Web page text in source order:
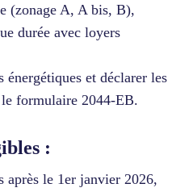
(zonage A, A bis, B),
durée avec loyers
énergétiques et déclarer les
formulaire 2044-EB.
:
après le 1er janvier 2026,